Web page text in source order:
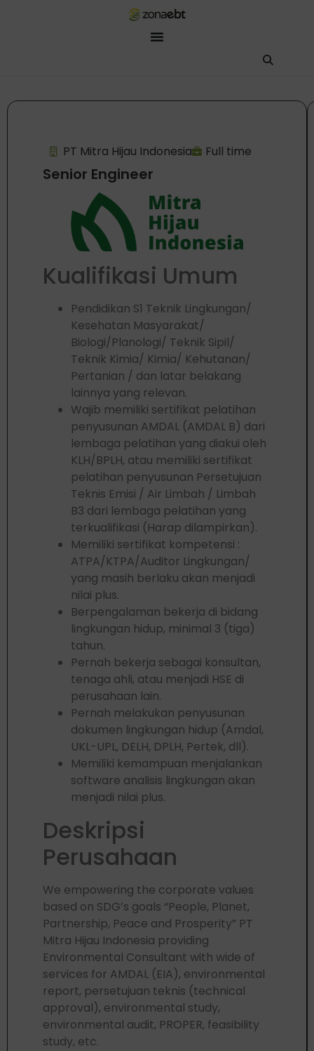
PT Mitra Hijau Indonesia Full time
Senior Engineer
Kualifikasi Umum
Pendidikan S1 Teknik Lingkungan/
Kesehatan Masyarakat/
Biologi/Planologi/ Teknik Sipil/
Teknik Kimia/ Kimia/ Kehutanan/
Pertanian / dan latar belakang
lainnya yang relevan.
Wajib memiliki sertifikat pelatihan
penyusunan AMDAL (AMDAL B) dari
lembaga pelatihan yang diakui oleh
KLH/BPLH, atau memiliki sertifikat
pelatihan penyusunan Persetujuan
Teknis Emisi / Air Limbah / Limbah
B3 dari lembaga pelatihan yang
terkualifikasi (Harap dilampirkan).
Memiliki sertifikat kompetensi :
ATPA/KTPA/Auditor Lingkungan/
yang masih berlaku akan menjadi
nilai plus.
Berpengalaman bekerja di bidang
lingkungan hidup, minimal 3 (tiga)
tahun.
Pernah bekerja sebagai konsultan,
tenaga ahli, atau menjadi HSE di
perusahaan lain.
Pernah melakukan penyusunan
dokumen lingkungan hidup (Amdal,
UKL-UPL, DELH, DPLH, Pertek, dll).
Memiliki kemampuan menjalankan
software analisis lingkungan akan
menjadi nilai plus.
Deskripsi
Perusahaan
We empowering the corporate values
based on SDG’s goals “People, Planet,
Partnership, Peace and Prosperity” PT
Mitra Hijau Indonesia providing
Environmental Consultant with wide of
services for AMDAL (EIA), environmental
report, persetujuan teknis (technical
approval), environmental study,
environmental audit, PROPER, feasibility
study, etc.
Aku ZEBot, asisten digital ZonaEBT. Ada yang bisa kubantu